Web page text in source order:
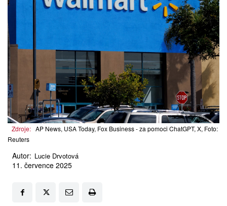
Zdroje: AP News, USA Today, Fox Business - za pomoci ChatGPT, X, Foto:
Reuters
Autor: Lucie Drvotová
11. července 2025